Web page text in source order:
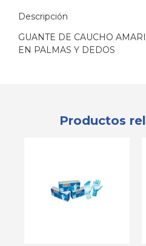
Descripción
GUANTE DE CAUCHO
EN PALMAS Y DEDOS
Productos